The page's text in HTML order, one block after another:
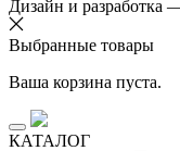
Дизайн и разработка
Выбранные товары
Ваша корзина пуста.
КАТАЛОГ